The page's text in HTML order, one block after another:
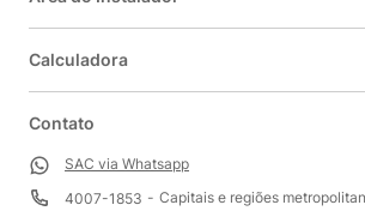
Calculadora
Contato
SAC via Whatsapp
4007-1853
Capitais e regiões